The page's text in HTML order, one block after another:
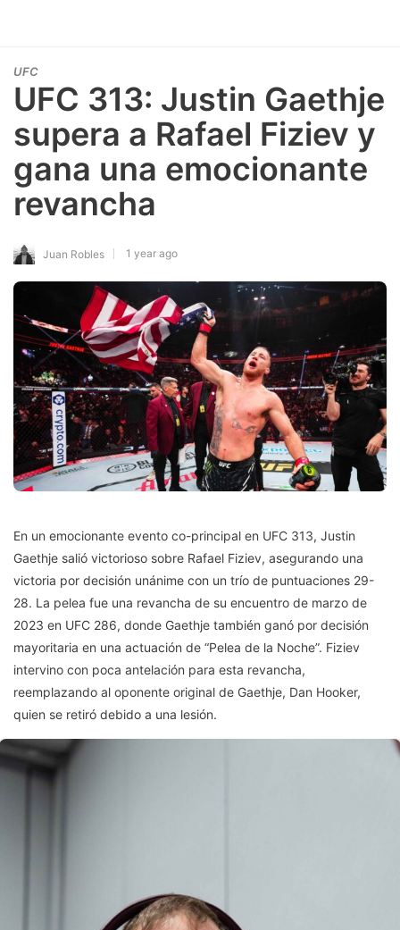
UFC
UFC 313: Justin Gaethje
supera a Rafael Fiziev y
gana una emocionante
revancha
Juan Robles 1 year ago
En un emocionante evento co-principal en UFC 313, Justin
Gaethje salió victorioso sobre Rafael Fiziev, asegurando una
victoria por decisión unánime con un trío de puntuaciones 29-
28. La pelea fue una revancha de su encuentro de marzo de
2023 en UFC 286, donde Gaethje también ganó por decisión
mayoritaria en una actuación de “Pelea de la Noche”. Fiziev
intervino con poca antelación para esta revancha,
reemplazando al oponente original de Gaethje, Dan Hooker,
quien se retiró debido a una lesión.